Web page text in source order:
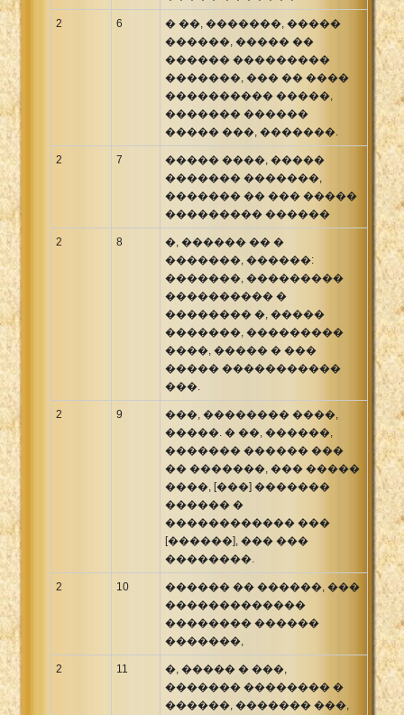
2 6
� ��, �������, �����
������, ����� ��
������ ���������
�������, ��� �� ����
���������� �����,
������� ������
����� ���, �������.
2 7
����� ����, �����
������� �������,
������� �� ��� �����
��������� ������
2 8
�, ������ �� �
�������, ������:
�������, ���������
���������� �
�������� �, �����
�������, ���������
����, ����� � ���
����� �����������
���.
2 9
���, �������� ����,
�����. � ��, ������,
������� ������ ���
�� �������, ��� �����
����, [���] �������
������ �
������������ ���
[������], ��� ���
��������.
2 10
������ �� ������, ���
�������������
�������� ������
�������,
2 11
�, ����� � ���,
������� �������� �
������, ������� ���,